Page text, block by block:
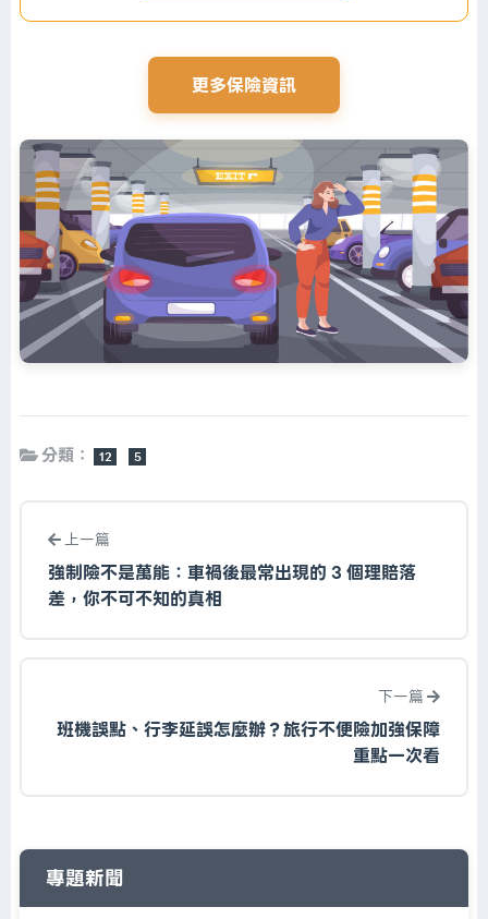
更多保險資訊
分類： 12 5
上一篇
強制險不是萬能：車禍後最常出現的 3 個理賠落
差，你不可不知的真相
下一篇
班機誤點、行李延誤怎麼辦？旅行不便險加強保障
重點一次看
專題新聞